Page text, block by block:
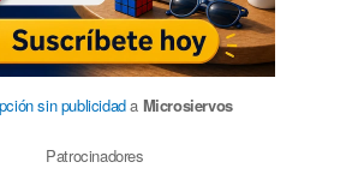
sin publicidada Microsiervos
Patrocinadores